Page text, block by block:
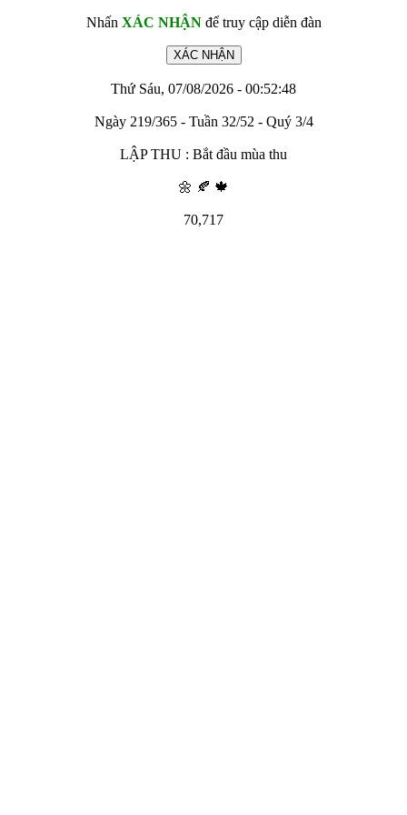
Nhấn XÁC NHẬNđể truy cập diễn đàn
Thứ Sáu, 07/08/2026 - 00:52:48
Ngày 219/365 - Tuần 32/52 - Quý 3/4
LẬP THU : Bắt đầu mùa thu
🌼 🍂 🍁
70,717